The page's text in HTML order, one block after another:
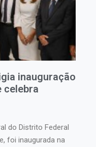
inauguração
celebra
do Distrito Federal
foi inaugurada na